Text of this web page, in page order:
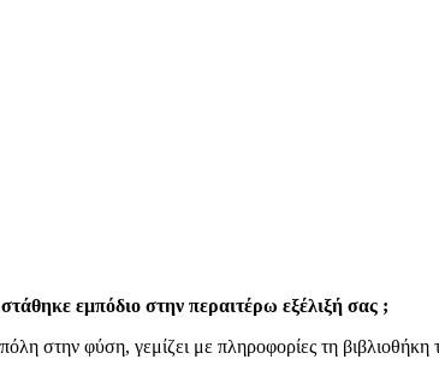
εμπόδιο στην περαιτέρω εξέλιξή σας ;
στην φύση, γεμίζει με πληροφορίες τη βιβλιοθήκη